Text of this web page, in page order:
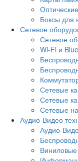
Боксы для
Сетевое
Сетевое
Wi-Fi и
Сетевые
Сетевые
Сетевые
Аудио-Видео
Аудио-